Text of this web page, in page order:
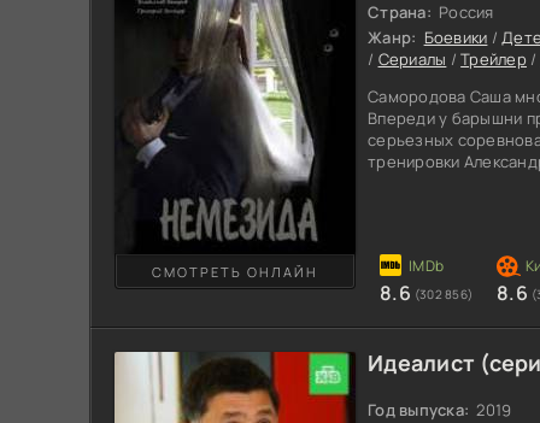
Страна: Россия
Жанр: Боевики /
/ Сериалы /Трейлер/
Самородова Саша
Впереди у барышни
серьезных
тренировки
одноклассницу, но
Когда парень
СМОТРЕТЬ ОНЛАЙН
8.6 (302 856) 8.6
Идеалист
Год выпуска: 2019